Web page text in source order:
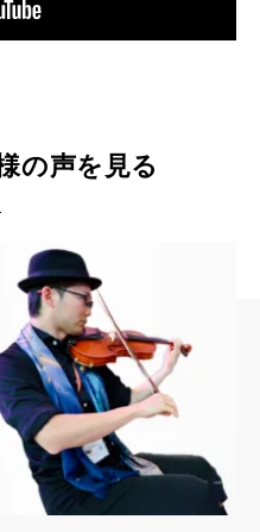
の声を見る